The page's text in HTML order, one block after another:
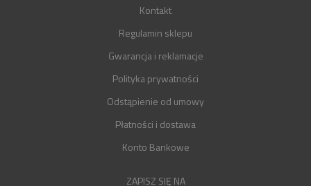
Kontakt
Regulamin sklepu
Gwarancja i reklamacje
Polityka prywatności
Odstąpienie od umowy
Płatności i dostawa
Konto Bankowe
ZAPISZ SIĘ NA